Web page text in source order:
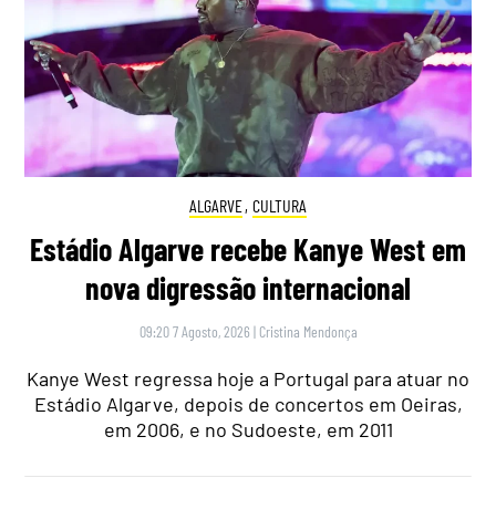
ALGARVE, CULTURA
Estádio Algarve recebe Kanye West em
nova digressão internacional
09:20 7 Agosto, 2026 | Cristina Mendonça
Kanye West regressa hoje a Portugal para atuar no
Estádio Algarve, depois de concertos em Oeiras,
em 2006, e no Sudoeste, em 2011